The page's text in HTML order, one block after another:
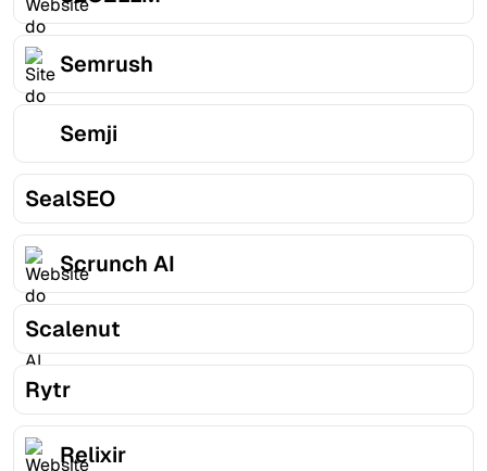
Semrush
Semji
SealSEO
Scrunch AI
Scalenut
Rytr
Relixir